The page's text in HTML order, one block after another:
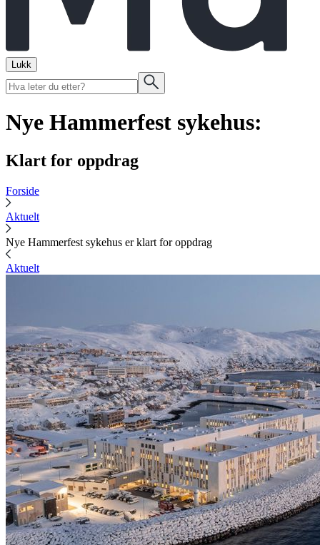
Lukk
Nye Hammerfest sykehus:
Klart for oppdrag
Forside
Aktuelt
Nye Hammerfest sykehus er klart for oppdrag
Aktuelt